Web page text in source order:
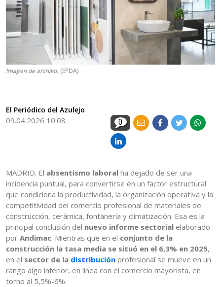
Imagen de archivo. (EPDA)
El Periódico del Azulejo
09.04.2026 10:08 0
MADRID. El absentismo laboral ha dejado de ser una
incidencia puntual, para convertirse en un factor estructural
que condiciona la productividad, la organización operativa y la
competitividad del comercio profesional de materiales de
construcción, cerámica, fontanería y climatización. Esa es la
principal conclusión del nuevo informe sectorial elaborado
por Andimac. Mientras que en el conjunto de la
construcción la tasa media se situó en el 6,3% en 2025,
en el sector de la distribución profesional se mueve en un
rango algo inferior, en línea con el comercio mayorista, en
torno al 5,5%-6%.